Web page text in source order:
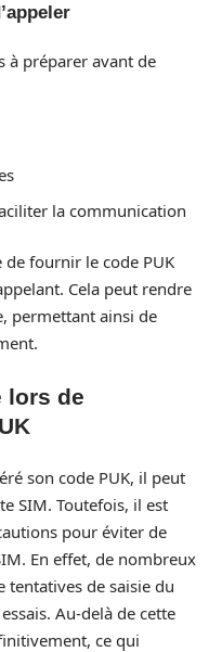
à préparer avant de
la communication
de fournir le code PUK
Cela peut rendre
permettant ainsi de
lors de
son code PUK, il peut
SIM. Toutefois, il est
pour éviter de
En effet, de nombreux
de saisie du
Au-delà de cette
ce qui